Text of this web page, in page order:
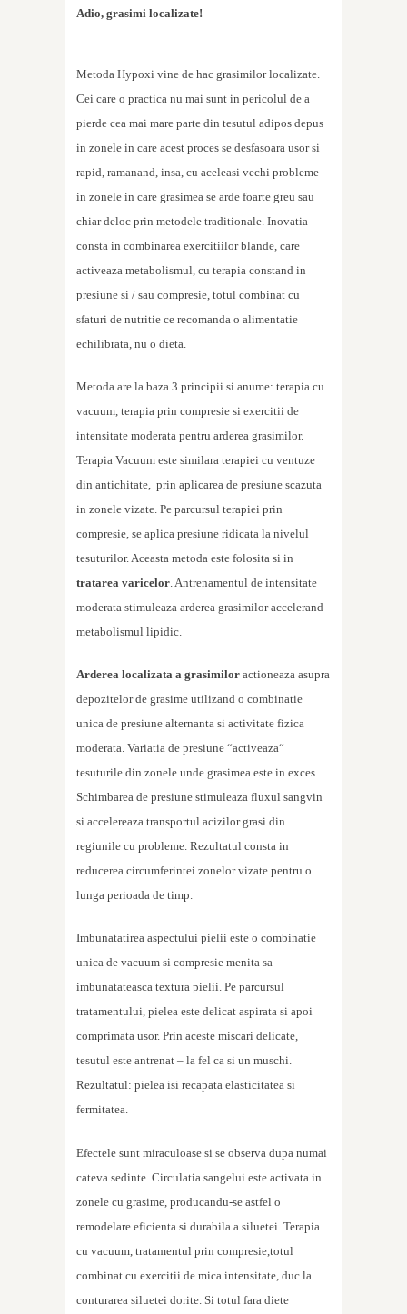
Adio, grasimi localizate!
Metoda Hypoxi vine de hac grasimilor localizate.
Cei care o practica nu mai sunt in pericolul de a
pierde cea mai mare parte din tesutul adipos depus
in zonele in care acest proces se desfasoara usor si
rapid, ramanand, insa, cu aceleasi vechi probleme
in zonele in care grasimea se arde foarte greu sau
chiar deloc prin metodele traditionale. Inovatia
consta in combinarea exercitiilor blande, care
activeaza metabolismul, cu terapia constand in
presiune si / sau compresie, totul combinat cu
sfaturi de nutritie ce recomanda o alimentatie
echilibrata, nu o dieta.
Metoda are la baza 3 principii si anume: terapia cu
vacuum, terapia prin compresie si exercitii de
intensitate moderata pentru arderea grasimilor.
Terapia Vacuum este similara terapiei cu ventuze
din antichitate, prin aplicarea de presiune scazuta
in zonele vizate. Pe parcursul terapiei prin
compresie, se aplica presiune ridicata la nivelul
tesuturilor. Aceasta metoda este folosita si in
tratarea varicelor. Antrenamentul de intensitate
moderata stimuleaza arderea grasimilor accelerand
metabolismul lipidic.
Arderea localizata a grasimilor actioneaza asupra
depozitelor de grasime utilizand o combinatie
unica de presiune alternanta si activitate fizica
moderata. Variatia de presiune “activeaza“
tesuturile din zonele unde grasimea este in exces.
Schimbarea de presiune stimuleaza fluxul sangvin
si accelereaza transportul acizilor grasi din
regiunile cu probleme. Rezultatul consta in
reducerea circumferintei zonelor vizate pentru o
lunga perioada de timp.
Imbunatatirea aspectului pielii este o combinatie
unica de vacuum si compresie menita sa
imbunatateasca textura pielii. Pe parcursul
tratamentului, pielea este delicat aspirata si apoi
comprimata usor. Prin aceste miscari delicate,
tesutul este antrenat – la fel ca si un muschi.
Rezultatul: pielea isi recapata elasticitatea si
fermitatea.
Efectele sunt miraculoase si se observa dupa numai
cateva sedinte. Circulatia sangelui este activata in
zonele cu grasime, producandu-se astfel o
remodelare eficienta si durabila a siluetei. Terapia
cu vacuum, tratamentul prin compresie,totul
combinat cu exercitii de mica intensitate, duc la
conturarea siluetei dorite. Si totul fara diete